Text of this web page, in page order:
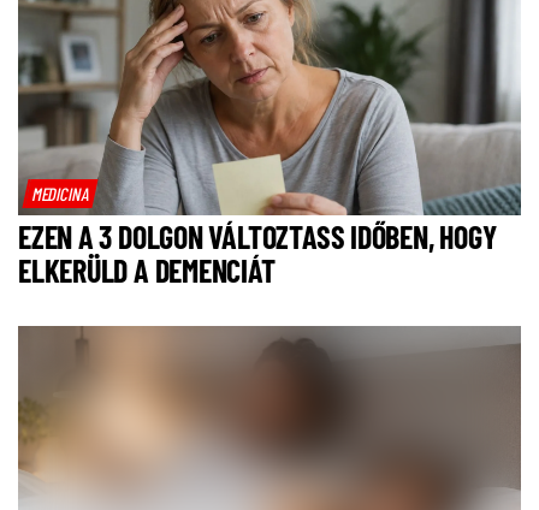
MEDICINA
EZEN A 3 DOLGON VÁLTOZTASS IDŐBEN, HOGY
ELKERÜLD A DEMENCIÁT